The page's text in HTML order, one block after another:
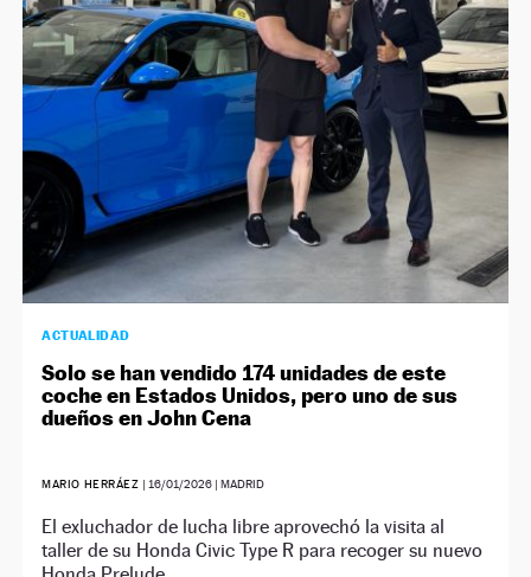
NEWSLETTER
ACTUALIDAD
Solo se han vendido 174 unidades de este
coche en Estados Unidos, pero uno de sus
dueños en John Cena
MARIO HERRÁEZ | 16/01/2026| MADRID
El exluchador de lucha libre aprovechó la visita al
taller de su Honda Civic Type R para recoger su nuevo